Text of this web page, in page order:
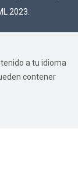
2023.
a tu idioma
contener